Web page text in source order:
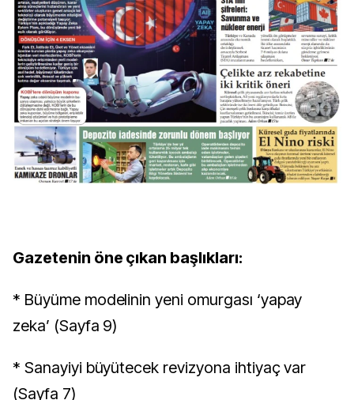
Gazetenin öne çıkan başlıkları:
* Büyüme modelinin yeni omurgası ‘yapay
zeka’ (Sayfa 9)
* Sanayiyi büyütecek revizyona ihtiyaç var
(Sayfa 7)